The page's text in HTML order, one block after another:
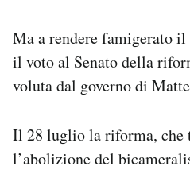
Ma a rendere famigerato
il voto al Senato della
voluta dal governo di
Il 28 luglio la riforma, che
l’abolizione del